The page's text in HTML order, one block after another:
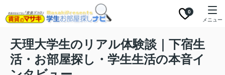
0
メニュー
天理大学生のリアル体験談｜下宿生
活・お部屋探し・学生生活の本音イ